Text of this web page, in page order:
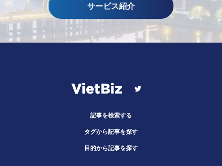
サービス紹介
記事を検索する
タグから記事を探す
目的から記事を探す